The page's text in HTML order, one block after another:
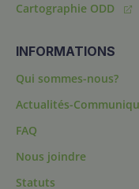
Cartographie ODD
INFORMATIONS
Qui sommes-nous?
Actualités-
FAQ
Nous joindre
Statuts